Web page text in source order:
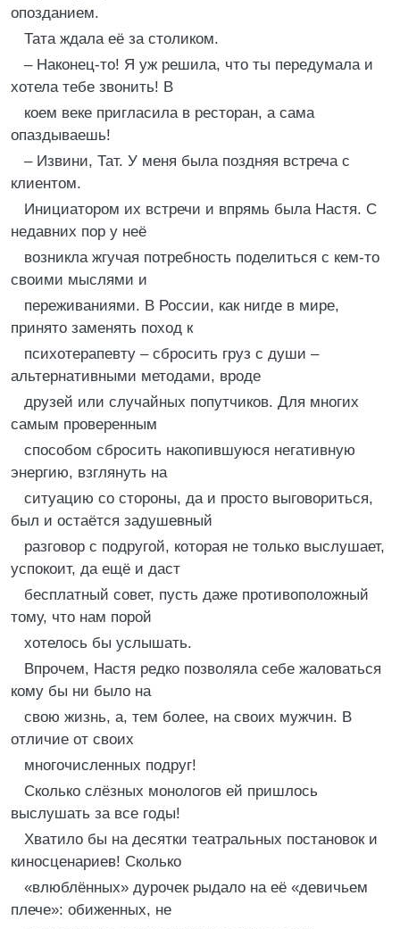
опозданием.
Тата ждала её за столиком.
– Наконец-то! Я уж решила, что ты передумала и
хотела тебе звонить! В
коем веке пригласила в ресторан, а сама
опаздываешь!
– Извини, Тат. У меня была поздняя встреча с
клиентом.
Инициатором их встречи и впрямь была Настя. С
недавних пор у неё
возникла жгучая потребность поделиться с кем-то
своими мыслями и
переживаниями. В России, как нигде в мире,
принято заменять поход к
психотерапевту – сбросить груз с души –
альтернативными методами, вроде
друзей или случайных попутчиков. Для многих
самым проверенным
способом сбросить накопившуюся негативную
энергию, взглянуть на
ситуацию со стороны, да и просто выговориться,
был и остаётся задушевный
разговор с подругой, которая не только выслушает,
успокоит, да ещё и даст
бесплатный совет, пусть даже противоположный
тому, что нам порой
хотелось бы услышать.
Впрочем, Настя редко позволяла себе жаловаться
кому бы ни было на
свою жизнь, а, тем более, на своих мужчин. В
отличие от своих
многочисленных подруг!
Сколько слёзных монологов ей пришлось
выслушать за все годы!
Хватило бы на десятки театральных постановок и
киносценариев! Сколько
«влюблённых» дурочек рыдало на её «девичьем
плече»: обиженных, не